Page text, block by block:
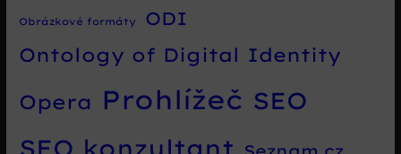
Obrázkové formáty ODI
Ontology of Digital Identity
Opera Prohlížeč SEO
SEO konzultant